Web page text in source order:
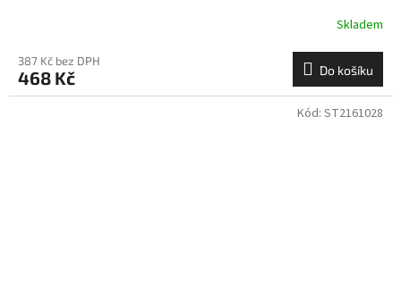
Skladem
387 Kč bez DPH
468 Kč Do košíku
Kód: ST2161028